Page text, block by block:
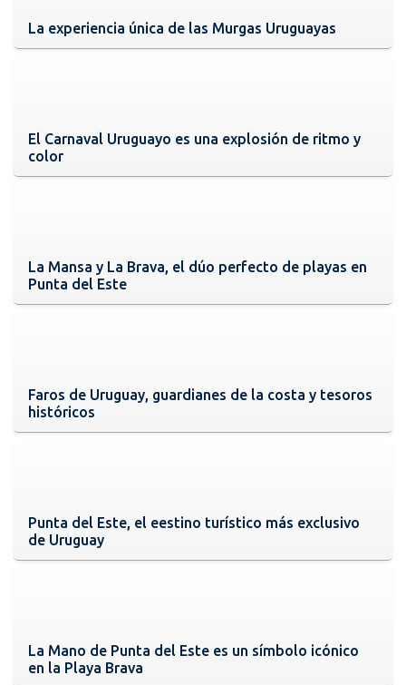
La experiencia única de las Murgas Uruguayas
El Carnaval Uruguayo es una explosión de ritmo y
color
La Mansa y La Brava, el dúo perfecto de playas en
Punta del Este
Faros de Uruguay, guardianes de la costa y tesoros
históricos
Punta del Este, el eestino turístico más exclusivo
de Uruguay
La Mano de Punta del Este es un símbolo icónico
en la Playa Brava